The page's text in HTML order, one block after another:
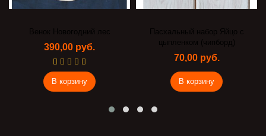
Венок Новогодний лес
390,00 руб.
В корзину
Пасхальный набор Яйцо с
цыпленком (чипборд)
70,00 руб.
В корзину